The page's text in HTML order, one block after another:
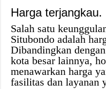
Harga terjangkau.
Salah satu
Situbondo adalah
Dibandingkan
kota besar lainnya,
menawarkan harga
fasilitas dan layanan